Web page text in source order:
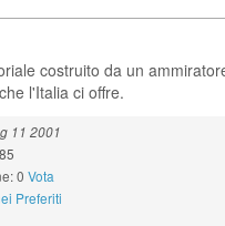
costruito da un
l'Italia ci offre.
11 2001
0 Vota
Preferiti